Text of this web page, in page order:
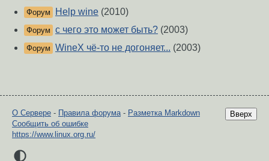
Форум Help wine (2010)
Форум с чего это может быть? (2003)
Форум WineX чё-то не догоняет... (2003)
Вверх
О Сервере - Правила форума- Разметка Markdown
Сообщить об ошибке
https://www.linux.org.ru/